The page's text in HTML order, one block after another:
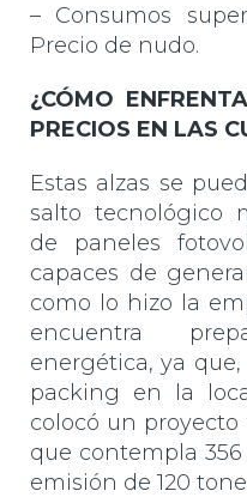
– Consumos
Precio de nudo.
¿CÓMO
PRECIOS EN LAS
Estas alzas se
salto tecnológico
de paneles
capaces de
como lo hizo la
encuentra
energética, ya
packing en la
colocó un proyecto
que contempla
emisión de 120